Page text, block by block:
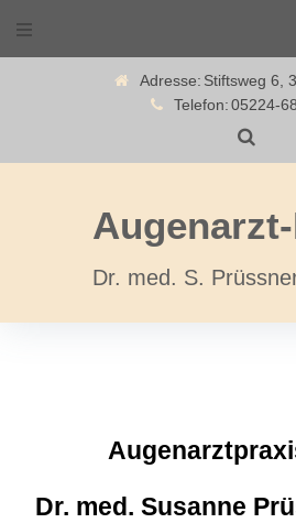
Adresse: Stiftsweg 6,
Telefon:05224-
Dr. med. S.
Dr. med. Susanne